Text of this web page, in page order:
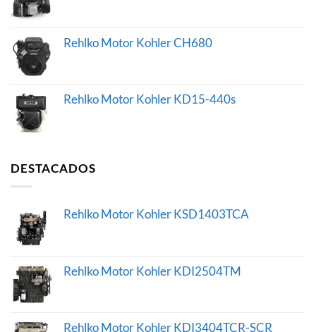
Rehlko Motor Kohler CH680
Rehlko Motor Kohler KD15-440s
DESTACADOS
Rehlko Motor Kohler KSD1403TCA
Rehlko Motor Kohler KDI2504TM
Rehlko Motor Kohler KDI3404TCR-SCR